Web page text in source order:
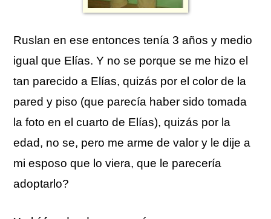
Ruslan en ese entonces tenía 3 años y medio
igual que Elías. Y no se porque se me hizo el
tan parecido a Elías, quizás por el color de la
pared y piso (que parecía haber sido tomada
la foto en el cuarto de Elías), quizás por la
edad, no se, pero me arme de valor y le dije a
mi esposo que lo viera, que le parecería
adoptarlo?